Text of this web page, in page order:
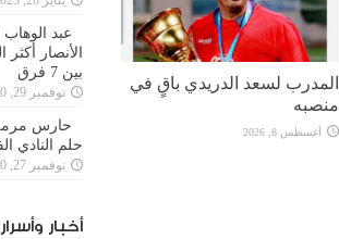
المدرب لسعد الدريدي باقٍ في
منصبه
أغسطس 8, 2026
عبد الوهاب
الأنصار
بين 7 فرق
نوفمبر 29, 2020
حارس مرمى
حلم النادي
نوفمبر 27, 2020
أخبار وأسرار